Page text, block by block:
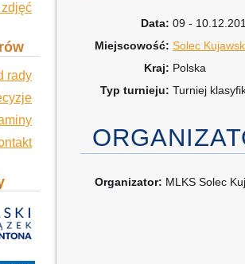
rady
Data: 09 -
Miejscowość: Solec
Kraj: Polska
Typ turnieju: Turniej
Organizator: MLKS Solec